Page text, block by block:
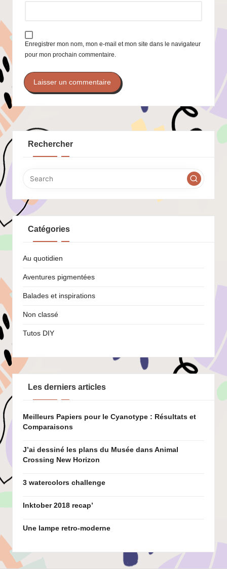
Enregistrer mon nom, mon e-mail et mon site dans le navigateur
pour mon prochain commentaire.
Rechercher
Catégories
Au quotidien
Aventures pigmentées
Balades et inspirations
Non classé
Tutos DIY
Les derniers articles
Meilleurs Papiers pour le Cyanotype : Résultats et
Comparaisons
J’ai dessiné les plans du Musée dans Animal
Crossing New Horizon
3 watercolors challenge
Inktober 2018 recap’
Une lampe retro-moderne